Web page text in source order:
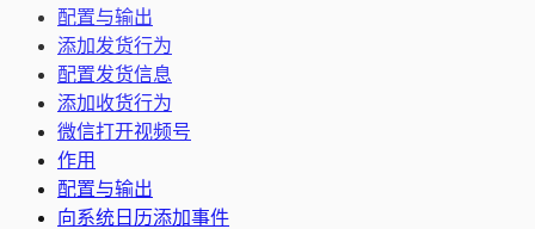
配置与输出
添加发货行为
配置发货信息
添加收货行为
微信打开视频号
作用
配置与输出
向系统日历添加事件